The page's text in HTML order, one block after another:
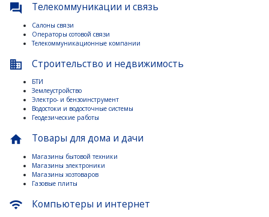
question_answer Телекоммуникации и связь
Салоны связи
Операторы сотовой связи
Телекоммуникационные компании
business Строительство и недвижимость
БТИ
Землеустройство
Электро- и бензоинструмент
Водостоки и водосточные системы
Геодезические работы
home Товары для дома и дачи
Магазины бытовой техники
Магазины электроники
Магазины хозтоваров
Газовые плиты
wifi Компьютеры и интернет